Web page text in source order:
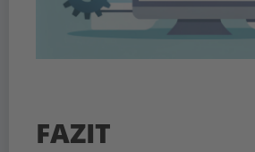
FAZIT